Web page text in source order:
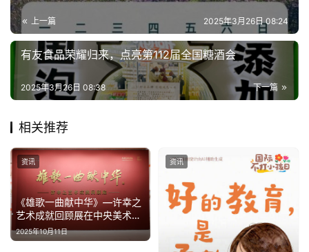
上一篇 2025年3月26日 08:24
有友食品荣耀归来，点亮第112届全国糖酒会
下一篇
2025年3月26日 08:38
相关推荐
《雄歌一曲献中华》—许幸之
艺术成就回顾展在中央美术学
院美术馆隆重开幕
2025年10月11日
资讯 资讯